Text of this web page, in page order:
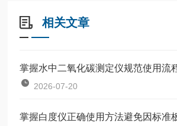
相关文章
2026-07-20